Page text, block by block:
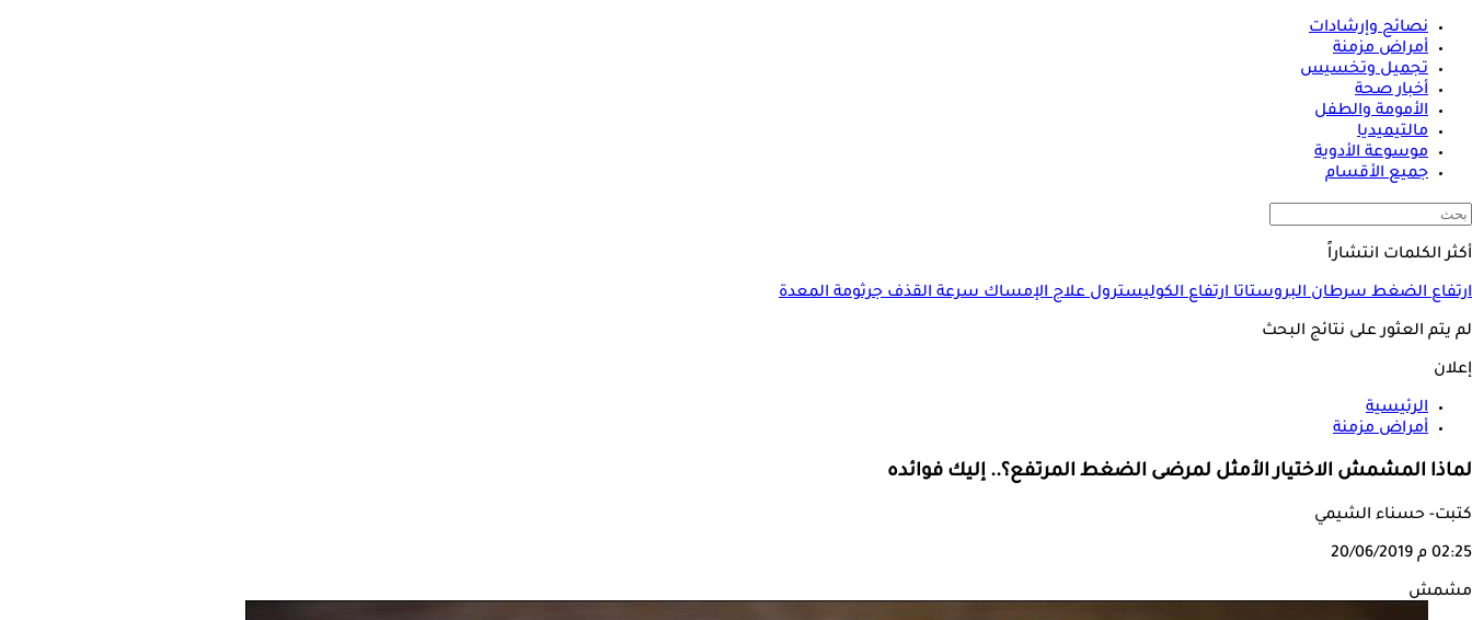
نصائح وإرشادات
أمراض مزمنة
تجميل وتخسيس
أخبار صحة
الأمومة والطفل
مالتيميديا
موسوعة الأدوية
جميع الأقسام
أكثر الكلمات انتشاراً
ارتفاع الضغطسرطان البروستاتاارتفاع الكوليسترولعلاج الإمساكسرعة القذفجرثومة المعدة
لم يتم العثور على نتائج البحث
إعلان
الرئيسية
أمراض مزمنة
لماذا المشمش الاختيار الأمثل لمرضى الضغط المرتفع؟.. إليك فوائده
كتبت- حسناء الشيمي
02:25 م 20/06/2019
مشمش